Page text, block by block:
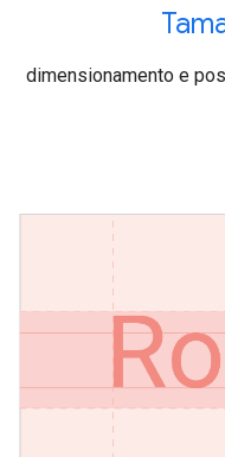
dimensionamento e